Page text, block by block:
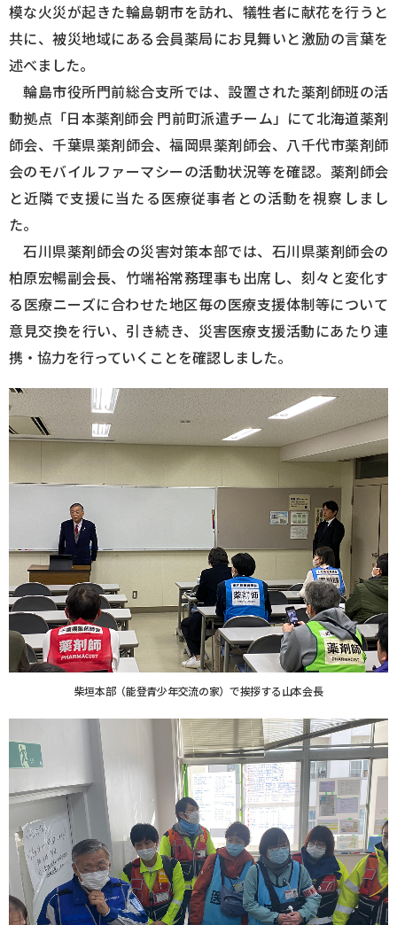
模な火災が起きた輪島朝市を訪れ、犠牲者に献花を行うと
共に、被災地域にある会員薬局にお見舞いと激励の言葉を
述べました。
輪島市役所門前総合支所では、設置された薬剤師班の活
動拠点「日本薬剤師会 門前町派遣チーム」にて北海道薬剤
師会、千葉県薬剤師会、福岡県薬剤師会、八千代市薬剤師
会のモバイルファーマシーの活動状況等を確認。薬剤師会
と近隣で支援に当たる医療従事者との活動を視察しまし
た。
石川県薬剤師会の災害対策本部では、石川県薬剤師会の
柏原宏暢副会長、竹端裕常務理事も出席し、刻々と変化す
る医療ニーズに合わせた地区毎の医療支援体制等について
意見交換を行い、引き続き、災害医療支援活動にあたり連
携・協力を行っていくことを確認しました。
柴垣本部（能登青少年交流の家）で挨拶する山本会長